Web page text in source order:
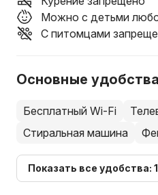
Можно с детьми
С питомцами
Основные удобства
Бесплатный Wi-Fi
Стиральная машина
Показать все удобства: